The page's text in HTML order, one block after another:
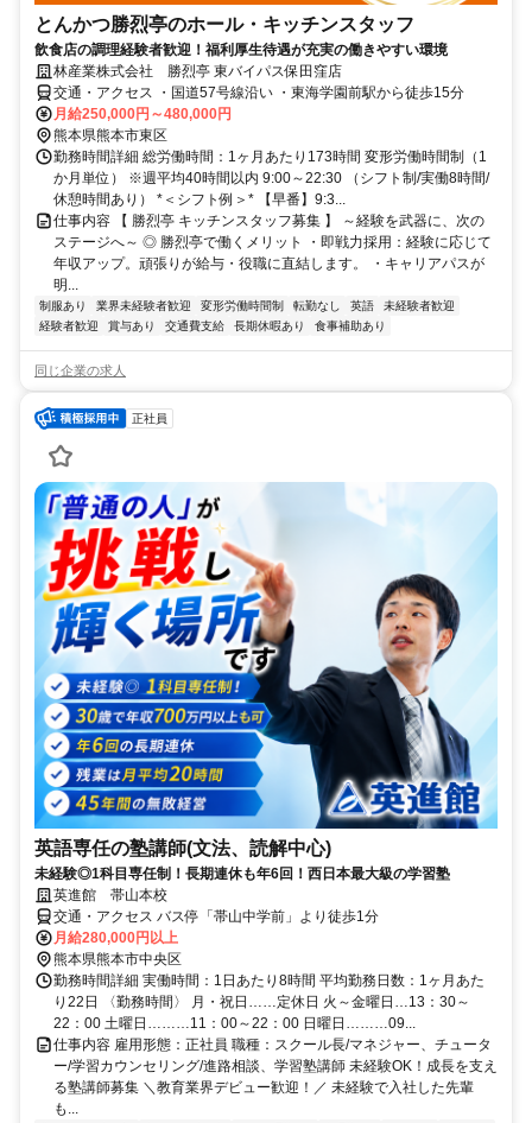
とんかつ勝烈亭のホール・キッチンスタッフ
飲食店の調理経験者歓迎！福利厚生待遇が充実の働きやすい環境
林産業株式会社 勝烈亭 東バイパス保田窪店
交通・アクセス ・国道57号線沿い ・東海学園前駅から徒歩15分
月給250,000円～480,000円
熊本県熊本市東区
勤務時間詳細 総労働時間：1ヶ月あたり173時間 変形労働時間制（1
か月単位） ※週平均40時間以内 9:00～22:30 （シフト制/実働8時間/
休憩時間あり） *＜シフト例＞* 【早番】9:3...
仕事内容 【 勝烈亭 キッチンスタッフ募集 】 ～経験を武器に、次の
ステージへ～ ◎ 勝烈亭で働くメリット ・即戦力採用：経験に応じて
年収アップ。頑張りが給与・役職に直結します。 ・キャリアパスが
明...
制服あり 業界未経験者歓迎 変形労働時間制 転勤なし 英語
未経験者歓迎
経験者歓迎
賞与あり 交通費支給 長期休暇あり 食事補助あり
同じ企業の求人
正社員
英語専任の塾講師(文法、読解中心)
未経験◎1科目専任制！長期連休も年6回！西日本最大級の学習塾
英進館 帯山本校
交通・アクセス バス停「帯山中学前」より徒歩1分
月給280,000円以上
熊本県熊本市中央区
勤務時間詳細 実働時間：1日あたり8時間 平均勤務日数：1ヶ月あた
り22日 〈勤務時間〉 月・祝日……定休日 火～金曜日…13：30～
22：00 土曜日………11：00～22：00 日曜日………09...
仕事内容 雇用形態：正社員 職種：スクール長/マネジャー、チュータ
ー/学習カウンセリング/進路相談、学習塾講師 未経験OK！成長を支え
る塾講師募集 ＼教育業界デビュー歓迎！／ 未経験で入社した先輩
も...